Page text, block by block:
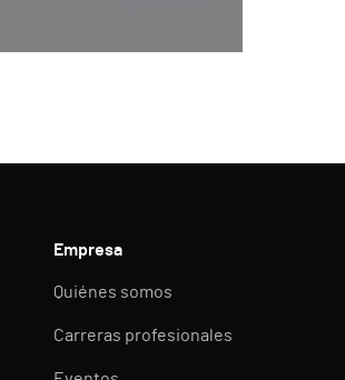
Empresa
Quiénes somos
Carreras profesionales